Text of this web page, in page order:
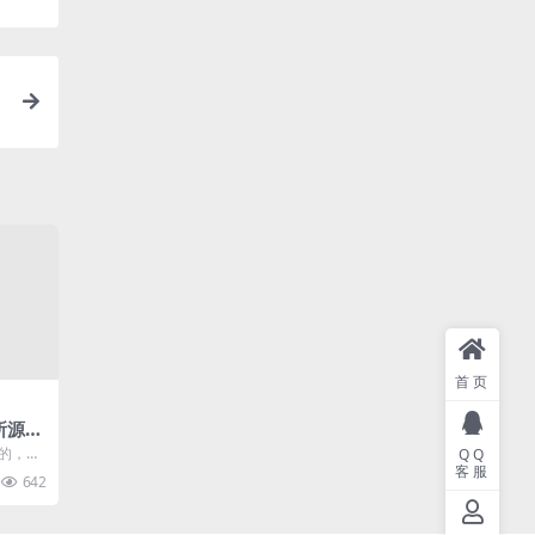
源
，但
642
首页
QQ
客服